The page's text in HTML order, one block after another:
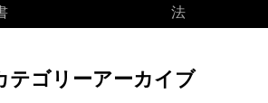
法
テゴリーアーカイブ